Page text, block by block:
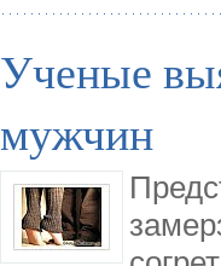
Ученые
мужчин